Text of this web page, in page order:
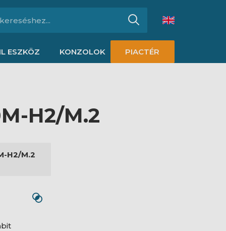
ESZKÖZ KONZOLOK PIACTÉR
H2/M.2
H2/M.2